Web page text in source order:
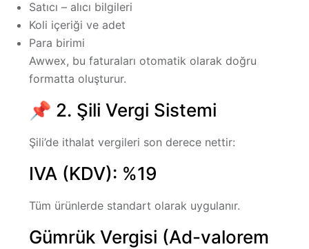
Satıcı – alıcı bilgileri
Koli içeriği ve adet
Para birimi
Awwex, bu faturaları otomatik olarak doğru
formatta oluşturur.
📌 2. Şili Vergi Sistemi
Şili’de ithalat vergileri son derece nettir:
IVA (KDV): %19
Tüm ürünlerde standart olarak uygulanır.
Gümrük Vergisi (Ad-valorem